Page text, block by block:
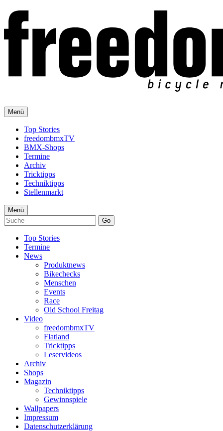
Menü
Top Stories
freedombmxTV
BMX-Shops
Termine
Archiv
Tricktipps
Techniktipps
Stellenmarkt
Menü
Go
Top Stories
Termine
News
Produktnews
Bikechecks
Menschen
Events
Race
Old School Freitag
Video
freedombmxTV
Flatland
Tricktipps
Leservideos
Archiv
Shops
Magazin
Techniktipps
Gewinnspiele
Wallpapers
Impressum
Datenschutzerklärung